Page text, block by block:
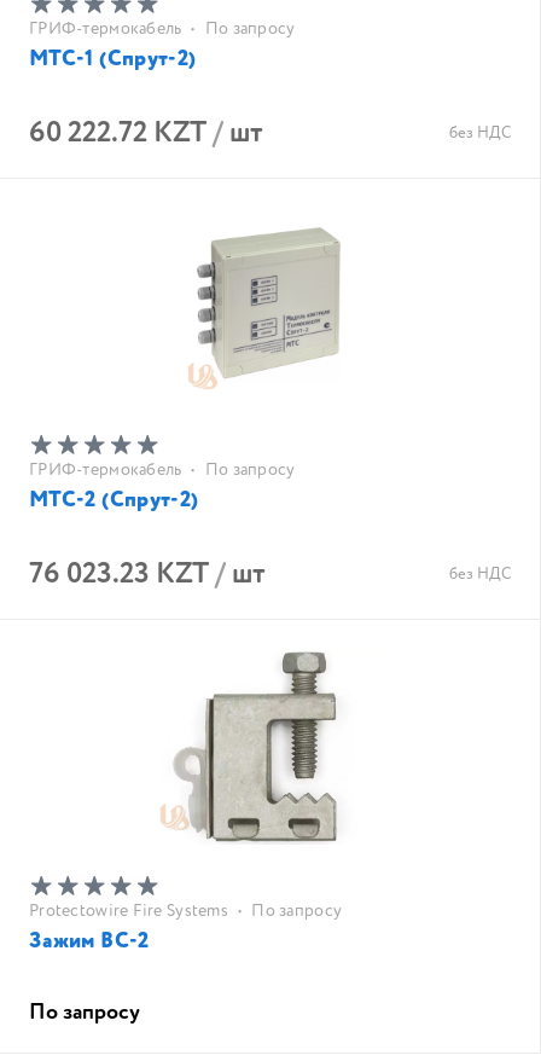
ГРИФ-термокабель • По запросу
МТС-1 (Спрут-2)
60 222.72 KZT/шт без НДС
ГРИФ-термокабель • По запросу
МТС-2 (Спрут-2)
76 023.23 KZT/шт без НДС
Protectowire Fire Systems • По запросу
Зажим ВС-2
По запросу